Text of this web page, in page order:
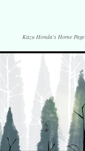
Kazu Honda's Home Page